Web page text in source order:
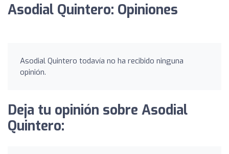
Asodial Quintero: Opiniones
Asodial Quintero todavía no ha recibido ninguna
opinión.
Deja tu opinión sobre Asodial
Quintero: